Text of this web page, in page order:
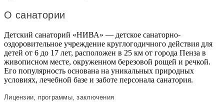
О санатории
Детский санаторий «НИВА» — детское санаторно-
оздоровительное учреждение круглогодичного действия для
детей от 6 до 17 лет, расположен в 25 км от города Пенза в
живописном месте, окруженном березовой рощей и речкой.
Его популярность основана на уникальных природных
условиях, лечебной базе и заботе персонала санатория.
Лицензии, программы, заключения